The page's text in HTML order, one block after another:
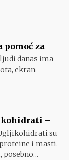
pomoć za
danas ima
ekran
–
su
i masti.